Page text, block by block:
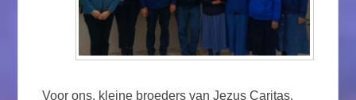
Voor ons, kleine broeders van Jezus Caritas,